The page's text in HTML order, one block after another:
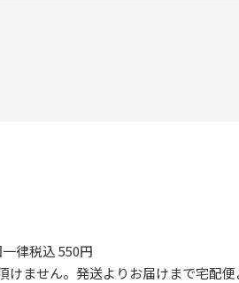
律税込 550円
ません。発送よりお届けまで宅配